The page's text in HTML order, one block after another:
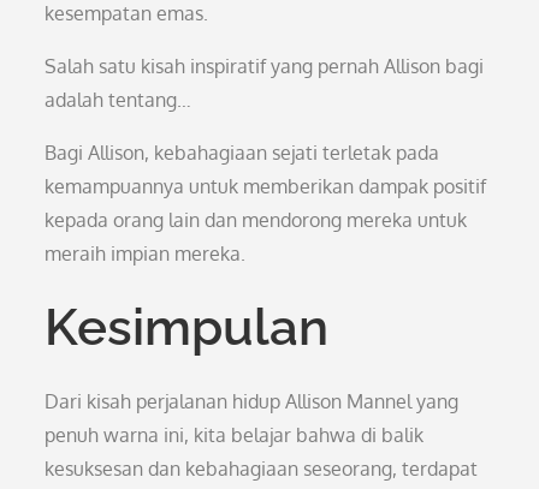
kesempatan emas.
Salah satu kisah inspiratif yang pernah Allison bagi
adalah tentang…
Bagi Allison, kebahagiaan sejati terletak pada
kemampuannya untuk memberikan dampak positif
kepada orang lain dan mendorong mereka untuk
meraih impian mereka.
Kesimpulan
Dari kisah perjalanan hidup Allison Mannel yang
penuh warna ini, kita belajar bahwa di balik
kesuksesan dan kebahagiaan seseorang, terdapat